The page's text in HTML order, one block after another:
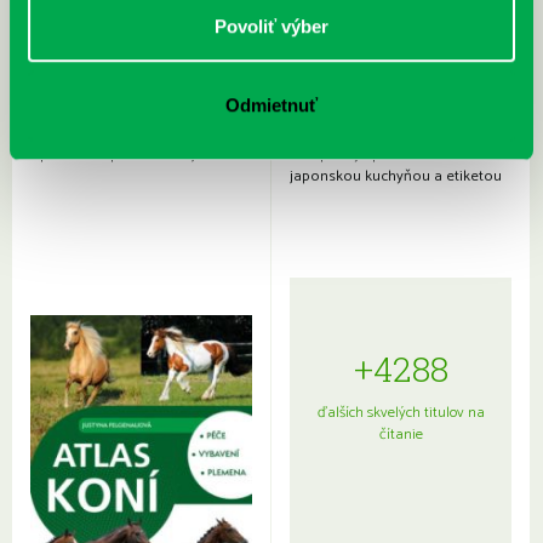
Povoliť výber
Odmietnuť
Sprievodca po hviezdnej oblohe
kompletný sprievodca
japonskou kuchyňou a etiketou
+4288
ďalších skvelých titulov na
čítanie